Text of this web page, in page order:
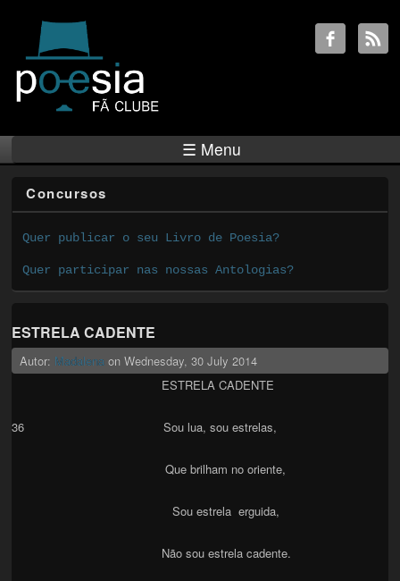
☰ Menu
Concursos
Quer publicar o seu Livro de Poesia?
Quer participar nas nossas Antologias?
ESTRELA CADENTE
Autor: Madalena onWednesday, 30 July 2014
ESTRELA CADENTE
36 Sou lua, sou estrelas,
Que brilham no oriente,
Sou estrela erguida,
Não sou estrela cadente.